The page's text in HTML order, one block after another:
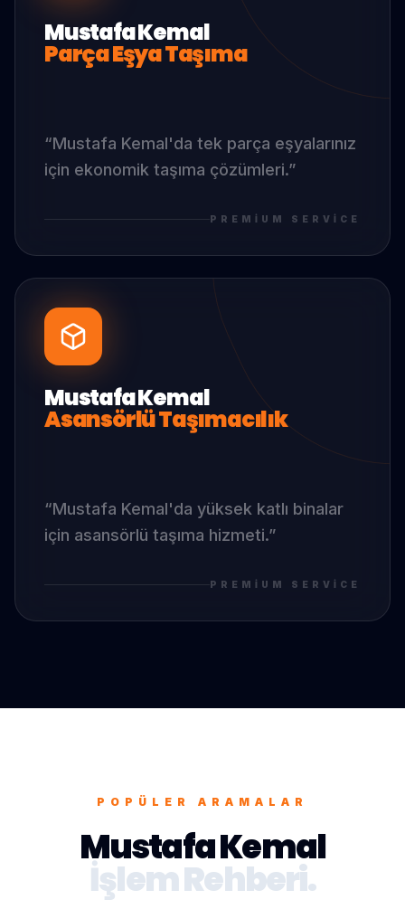
Mustafa Kemal
Parça Eşya Taşıma
“Mustafa Kemal'da tek parça eşyalarınız
için ekonomik taşıma çözümleri.”
PREMIUM SERVICE
Mustafa Kemal
Asansörlü Taşımacılık
“Mustafa Kemal'da yüksek katlı binalar
için asansörlü taşıma hizmeti.”
PREMIUM SERVICE
POPÜLER ARAMALAR
Mustafa Kemal
İşlem Rehberi.